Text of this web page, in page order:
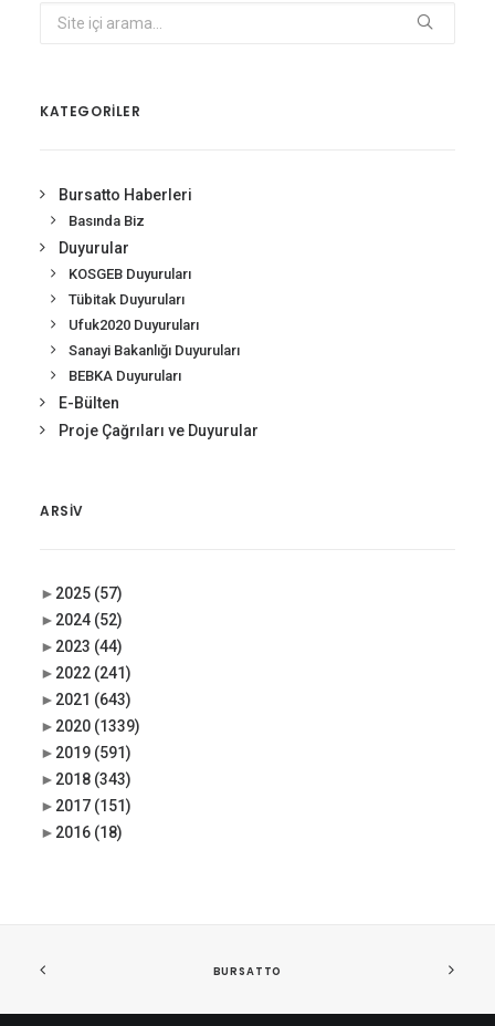
KATEGORİLER
Bursatto Haberleri
Basında Biz
Duyurular
KOSGEB Duyuruları
Tübitak Duyuruları
Ufuk2020 Duyuruları
Sanayi Bakanlığı Duyuruları
BEBKA Duyuruları
E-Bülten
Proje Çağrıları ve Duyurular
ARSIV
► 2025 (57)
► 2024 (52)
► 2023 (44)
► 2022 (241)
► 2021 (643)
► 2020 (1339)
► 2019 (591)
► 2018 (343)
► 2017 (151)
► 2016 (18)
BURSATTO